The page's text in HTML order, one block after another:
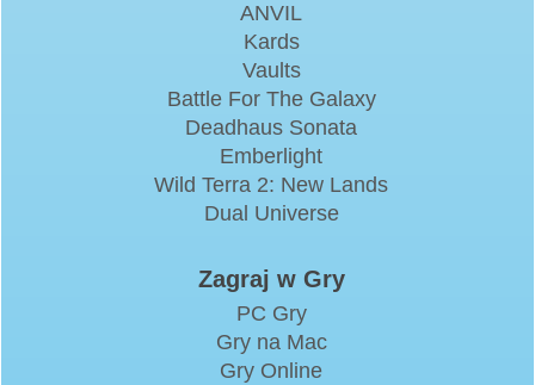
ANVIL
Kards
Vaults
Battle For The Galaxy
Deadhaus Sonata
Emberlight
Wild Terra 2: New Lands
Dual Universe
Zagraj w Gry
PC Gry
Gry na Mac
Gry Online